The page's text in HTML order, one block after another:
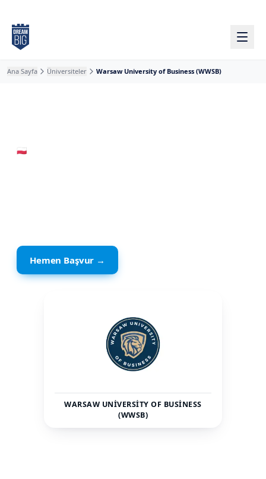
Ana Sayfa Üniversiteler Warsaw University of Business (WWSB)
🇵🇱
Hemen Başvur →
WARSAW UNIVERSITY OF BUSINESS
(WWSB)